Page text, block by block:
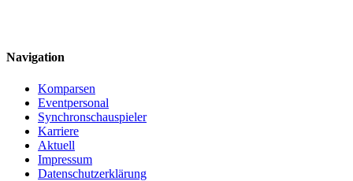
Navigation
Komparsen
Eventpersonal
Synchronschauspieler
Karriere
Aktuell
Impressum
Datenschutzerklärung